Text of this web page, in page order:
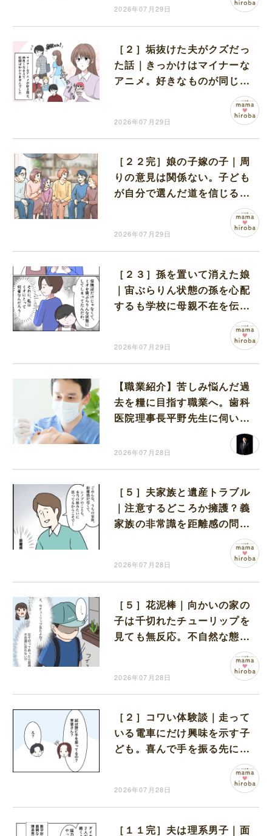
2026年07月29日
［２］垢抜けた夫がクズだっ
た話｜きっかけはマイナーな
アニメ。好きなものが同じで
2026年07月29日
［２２完］娘の子嫁の子｜周
りの意見は関係ない。子ども
が自分で選んだ道を信じるこ
とが親にできる一番の応援
2026年07月29日
［２３］孫を置いて消えた娘
｜宙ぶらりん状態の孫を心配
するも学校に母親不在を伝え
る自分の立場がわからない
2026年07月29日
【職業紹介】苦しみ悩んだ過
去を糧に目指す職業へ。歯科
医院理事長平野先生に伺いま
2026年07月28日
［５］夫家族と遺産トラブル
｜注意するどころか擁護？義
家族の非常識を距離感の問題
で片付ける夫にモヤモヤする
2026年07月28日
［５］花泥棒｜向かいの家の
子は千切れたチューリップを
見ても無反応。不自然な態度
2026年07月28日
［２］コワい体験談｜走って
いる電車にだけ興味を示す子
ども。喜んで手を振る先には
2026年07月28日
［１１完］夫は理系男子｜面